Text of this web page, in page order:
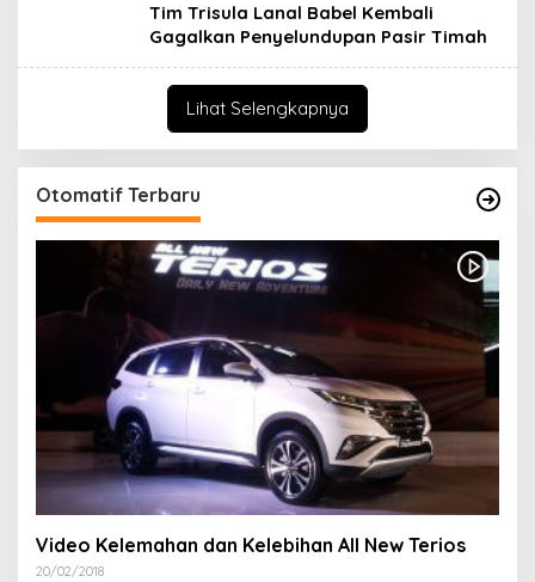
Tim Trisula Lanal Babel Kembali
Gagalkan Penyelundupan Pasir Timah
Lihat Selengkapnya
Otomatif Terbaru
Video Kelemahan dan Kelebihan All New Terios
20/02/2018